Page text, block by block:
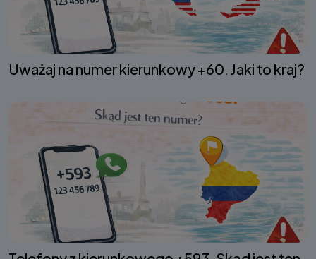
Uważaj na numer kierunkowy +60. Jaki to kraj?